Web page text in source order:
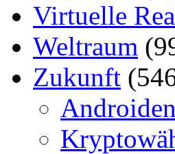
Virtuelle
Weltraum
Zukunft
Androiden